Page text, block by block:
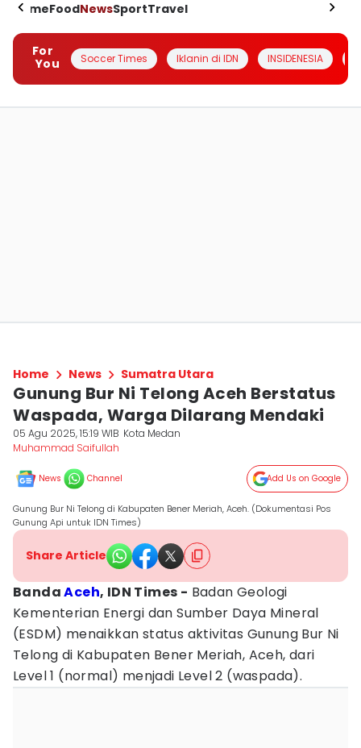
HomeFoodNewsSportTravel
For
You
Soccer Times Iklanin di IDN INSIDENESIA
Home News Sumatra Utara
Gunung Bur Ni Telong Aceh Berstatus
Waspada, Warga Dilarang Mendaki
05 Agu 2025, 15:19 WIB Kota Medan
Muhammad Saifullah
News Channel Add Us on Google
Gunung Bur Ni Telong di Kabupaten Bener Meriah, Aceh. (Dokumentasi Pos
Gunung Api untuk IDN Times)
Share Article
BandaAceh, IDN Times - Badan Geologi
Kementerian Energi dan Sumber Daya Mineral
(ESDM) menaikkan status aktivitas Gunung Bur Ni
Telong di Kabupaten Bener Meriah, Aceh, dari
Level 1 (normal) menjadi Level 2 (waspada).